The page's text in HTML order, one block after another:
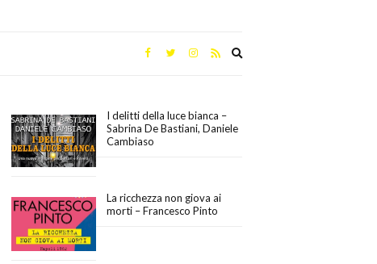
I delitti della luce bianca –
Sabrina De Bastiani, Daniele
Cambiaso
La ricchezza non giova ai
morti – Francesco Pinto